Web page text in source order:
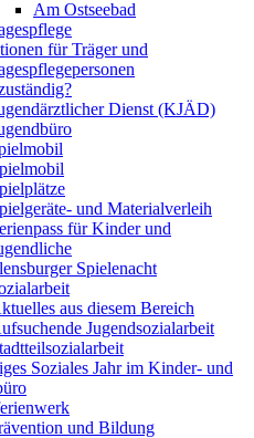
Am Ostseebad
für Träger und
Dienst (KJÄD)
und Materialverleih
für Kinder und
Spielenacht
aus diesem Bereich
Jugendsozialarbeit
Soziales Jahr im Kinder- und
und Bildung